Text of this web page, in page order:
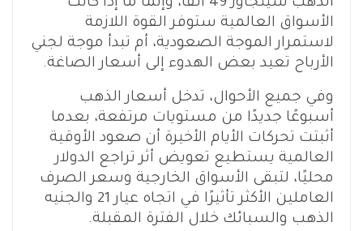
الأسواق العالمية ستوفر القوة اللازمة
لاستمرار الموجة الصعودية، أم تبدأ موجة لجني
الأرباح تعيد بعض الهدوء إلى أسعار الصاغة.
وفي جميع الأحوال، تدخل أسعار الذهب
أسبوعًا جديدًا من مستويات مرتفعة، بعدما
أثبتت تحركات الأيام الأخيرة أن صعود الأوقية
العالمية يستطيع تعويض أثر تراجع الدولار
محليًا، لتبقى الأسواق الخارجية وسعر الصرف
العاملين الأكثر تأثيرًا في اتجاه عيار 21 والجنيه
الذهب والسبائك خلال الفترة المقبلة.